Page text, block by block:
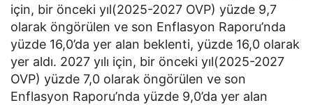
için, bir önceki yıl(2025-2027 OVP) yüzde 9,7
olarak öngörülen ve son Enflasyon Raporu’nda
yüzde 16,0’da yer alan beklenti, yüzde 16,0 olarak
yer aldı. 2027 yılı için, bir önceki yıl(2025-2027
OVP) yüzde 7,0 olarak öngörülen ve son
Enflasyon Raporu’nda yüzde 9,0’da yer alan